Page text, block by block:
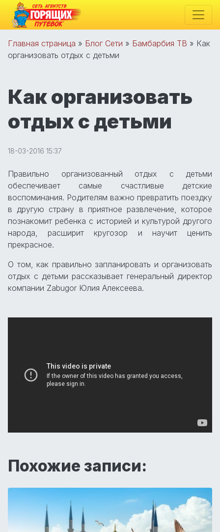
Главная страница » Блог Сети » Бамбарбия ТВ » Как
организовать отдых с детьми
Как организовать
отдых с детьми
18-03-2016 15:37
Правильно организованный отдых с детьми
обеспечивает самые счастливые детские
воспоминания. Родителям важно превратить поездку
в другую страну в приятное развлечение, которое
познакомит ребенка с историей и культурой другого
народа, расширит кругозор и научит ценить
прекрасное.
О том, как правильно запланировать и организовать
отдых с детьми рассказывает генеральный директор
компании Zabugor Юлия Алексеева.
Похожие записи: